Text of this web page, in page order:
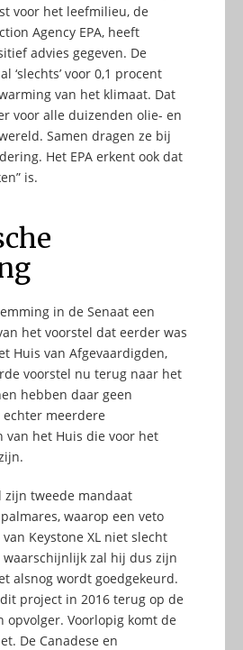
voor het leefmilieu, de
Agency EPA, heeft
advies gegeven. De
‘slechts’ voor 0,1 procent
van het klimaat. Dat
voor alle duizenden olie- en
Samen dragen ze bij
Het EPA erkent ook dat
is.
in de Senaat een
het voorstel dat eerder was
Huis van Afgevaardigden,
voorstel nu terug naar het
hebben daar geen
meerdere
van het Huis die voor het
zijn tweede mandaat
waarop een veto
Keystone XL niet slecht
zal hij dus zijn
alsnog wordt goedgekeurd.
project in 2016 terug op de
opvolger. Voorlopig komt de
De Canadese en